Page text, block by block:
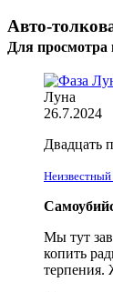
Авто-
Для просмотра
Луна
26.7.2024
Двадцать
Мы тут
копить
терпения.